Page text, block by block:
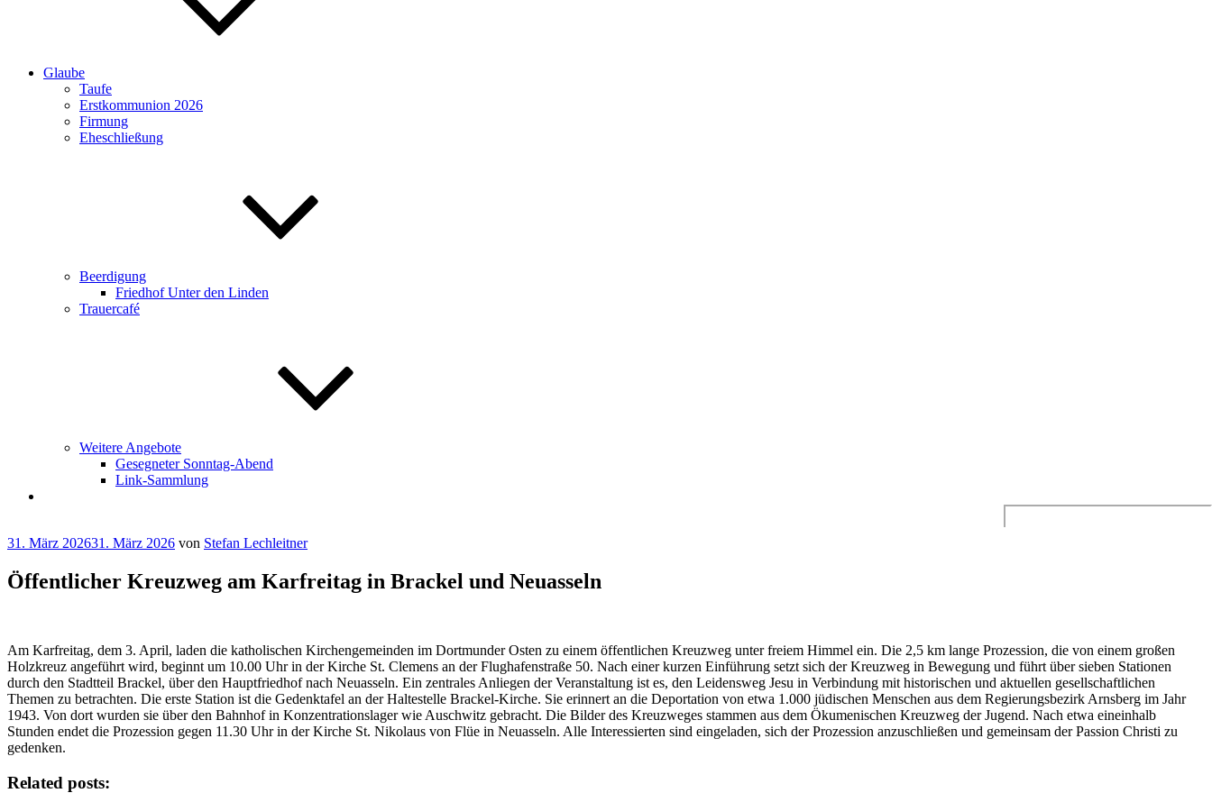
Glaube
Taufe
Erstkommunion 2026
Firmung
Eheschließung
Beerdigung
Friedhof Unter den Linden
Trauercafé
Weitere Angebote
Gesegneter Sonntag-Abend
Link-Sammlung
Search
for:
Veröffentlicht
31. März 202631. März 2026 von Stefan Lechleitner
Öffentlicher Kreuzweg am Karfreitag in Brackel und Neuasseln
Am Karfreitag, dem 3. April, laden die katholischen Kirchengemeinden im Dortmunder Osten zu einem öffentlichen Kreuzweg unter freiem Himmel ein. Die 2,5 km lange Prozession, die von einem großen
Holzkreuz angeführt wird, beginnt um 10.00 Uhr in der Kirche St. Clemens an der Flughafenstraße 50. Nach einer kurzen Einführung setzt sich der Kreuzweg in Bewegung und führt über sieben Stationen
durch den Stadtteil Brackel, über den Hauptfriedhof nach Neuasseln. Ein zentrales Anliegen der Veranstaltung ist es, den Leidensweg Jesu in Verbindung mit historischen und aktuellen gesellschaftlichen
Themen zu betrachten. Die erste Station ist die Gedenktafel an der Haltestelle Brackel-Kirche. Sie erinnert an die Deportation von etwa 1.000 jüdischen Menschen aus dem Regierungsbezirk Arnsberg im Jahr
1943. Von dort wurden sie über den Bahnhof in Konzentrationslager wie Auschwitz gebracht. Die Bilder des Kreuzweges stammen aus dem Ökumenischen Kreuzweg der Jugend. Nach etwa eineinhalb
Stunden endet die Prozession gegen 11.30 Uhr in der Kirche St. Nikolaus von Flüe in Neuasseln. Alle Interessierten sind eingeladen, sich der Prozession anzuschließen und gemeinsam der Passion Christi zu
gedenken.
Related posts: